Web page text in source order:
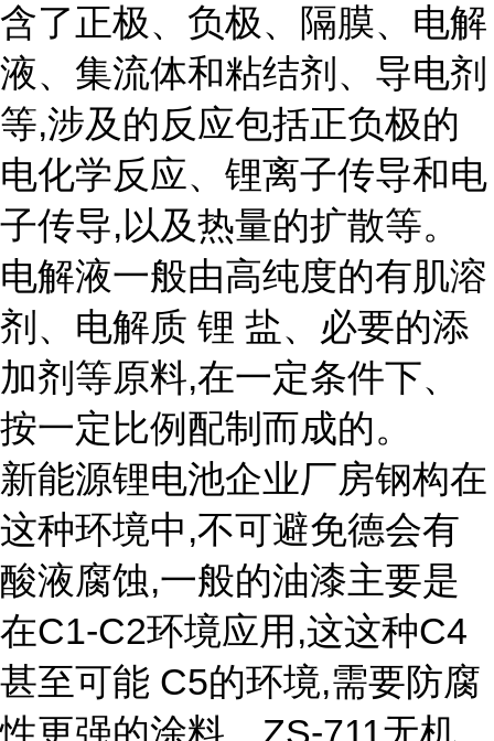
含了正极、负极、隔膜、电解
液、集流体和粘结剂、导电剂
等,涉及的反应包括正负极的
电化学反应、锂离子传导和电
子传导,以及热量的扩散等。
电解液一般由高纯度的有肌溶
剂、电解质 锂 盐、必要的添
加剂等原料,在一定条件下、
按一定比例配制而成的。
新能源锂电池企业厂房钢构在
这种环境中,不可避免德会有
酸液腐蚀,一般的油漆主要是
在C1-C2环境应用,这这种C4
甚至可能 C5的环境,需要防腐
性更强的涂料。ZS-711无机